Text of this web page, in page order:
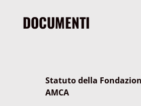
DOCUMENTI
Statuto della
AMCA